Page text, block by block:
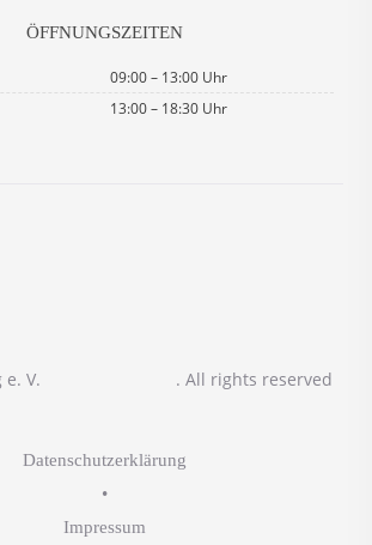
ÖFFNUNGSZEITEN
09:00 – 13:00 Uhr
13:00 – 18:30 Uhr
V. . All rights reserved
Datenschutzerklärung
•
Impressum